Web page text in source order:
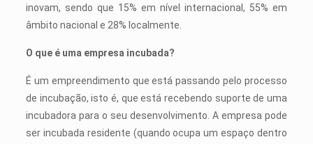
inovam, sendo que 15% em nível internacional, 55% em
âmbito nacional e 28% localmente.
O que é uma empresa incubada?
É um empreendimento que está passando pelo processo
de incubação, isto é, que está recebendo suporte de uma
incubadora para o seu desenvolvimento. A empresa pode
ser incubada residente (quando ocupa um espaço dentro